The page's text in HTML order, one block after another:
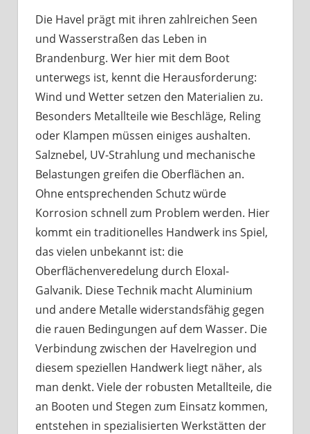
mit
tun?
Die Havel prägt mit ihren zahlreichen Seen
und Wasserstraßen das Leben in
Brandenburg. Wer hier mit dem Boot
unterwegs ist, kennt die Herausforderung:
Wind und Wetter setzen den Materialien zu.
Besonders Metallteile wie Beschläge, Reling
oder Klampen müssen einiges aushalten.
Salznebel, UV-Strahlung und mechanische
Belastungen greifen die Oberflächen an.
Ohne entsprechenden Schutz würde
Korrosion schnell zum Problem werden. Hier
kommt ein traditionelles Handwerk ins Spiel,
das vielen unbekannt ist: die
Oberflächenveredelung durch Eloxal-
Galvanik. Diese Technik macht Aluminium
und andere Metalle widerstandsfähig gegen
die rauen Bedingungen auf dem Wasser. Die
Verbindung zwischen der Havelregion und
diesem speziellen Handwerk liegt näher, als
man denkt. Viele der robusten Metallteile, die
an Booten und Stegen zum Einsatz kommen,
entstehen in spezialisierten Werkstätten der